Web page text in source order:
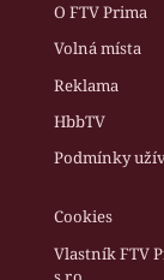
O FTV Prima
Volná místa
Reklama
HbbTV
Podmínky
Cookies
Vlastník FTV